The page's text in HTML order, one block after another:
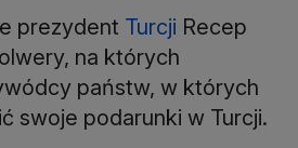
prezydent Turcji Recep
na których
państw, w których
swoje podarunki w Turcji.